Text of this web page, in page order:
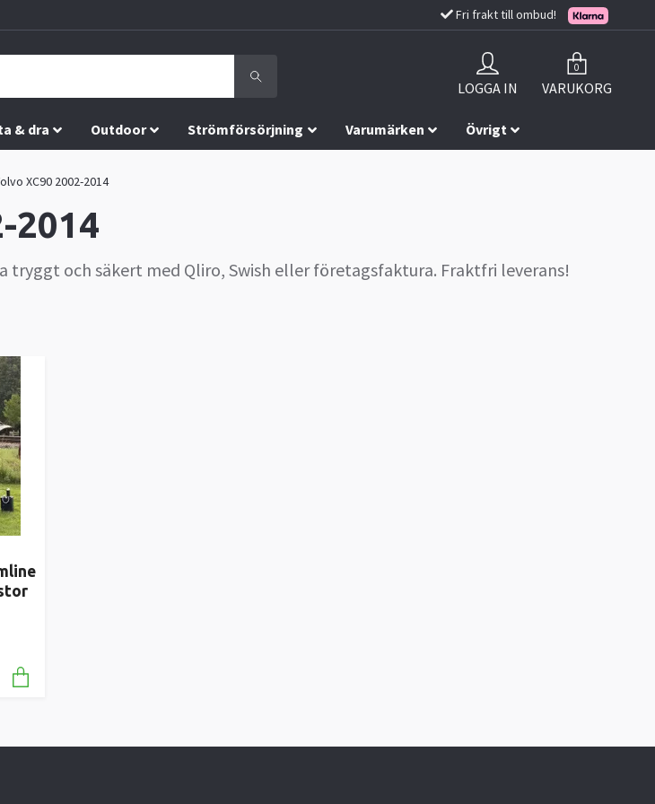
Fri frakt till ombud!
LOGGA IN
0
VARUKORG
& dra Outdoor Strömförsörjning Varumärken Övrigt
XC90 2002-2014
2014
tryggt och säkert med Qliro, Swish eller företagsfaktura. Fraktfri leverans!